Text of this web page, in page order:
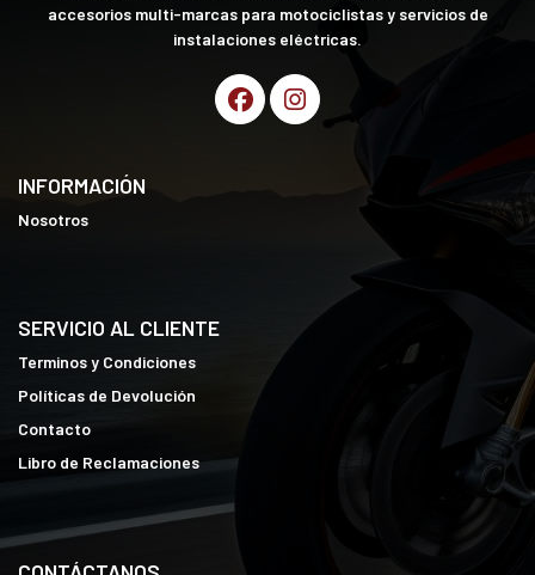
accesorios multi-marcas para motociclistas y servicios de
instalaciones eléctricas.
INFORMACIÓN
Nosotros
SERVICIO AL CLIENTE
Terminos y Condiciones
Políticas de Devolución
Contacto
Libro de Reclamaciones